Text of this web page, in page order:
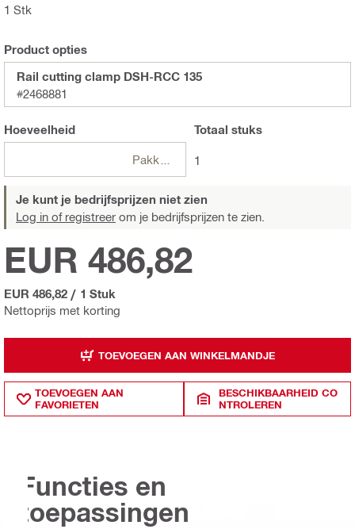
1 Stk
Product opties
Rail cutting clamp DSH-RCC 135
#2468881
Hoeveelheid
Pakketten
Totaal stuks
1
Je kunt je bedrijfsprijzen niet zien
Log in of registreer om je bedrijfsprijzen te zien.
Nettoprijs met korting
EUR 486,82
EUR 486,82 / 1 Stuk
TOEVOEGEN AAN WINKELMANDJE
TOEVOEGEN AAN
FAVORIETEN
BESCHIKBAARHEID CO
NTROLEREN
Functies en
toepassingen